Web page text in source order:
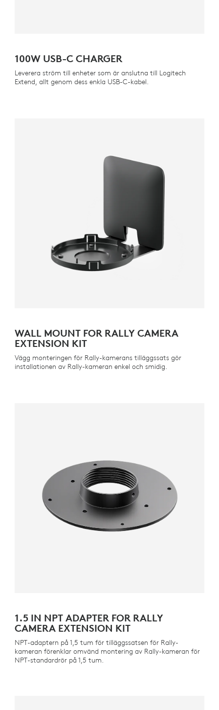
100W USB-C CHARGER
Leverera ström till enheter som är anslutna till Logitech
Extend, allt genom dess enkla USB-C-kabel.
WALL MOUNT FOR RALLY CAMERA
EXTENSION KIT
Vägg monteringen för Rally-kamerans tilläggssats gör
installationen av Rally-kameran enkel och smidig.
1.5 IN NPT ADAPTER FOR RALLY
CAMERA EXTENSION KIT
NPT-adaptern på 1,5 tum för tilläggssatsen för Rally-
kameran förenklar omvänd montering av Rally-kameran för
NPT-standardrör på 1,5 tum.